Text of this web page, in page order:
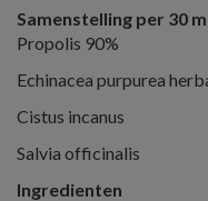
Samenstelling per 30
Propolis 90%
Echinacea purpurea
Cistus incanus
Salvia officinalis
Ingredienten